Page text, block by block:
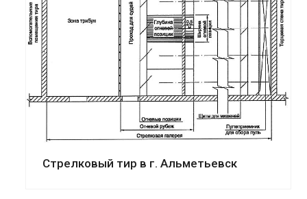
Смотреть проект
Стрелковый тир в г. Альметьевск